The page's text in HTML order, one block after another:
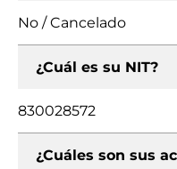
No / Cancelado
¿Cuál es su NIT?
830028572
¿Cuáles son sus